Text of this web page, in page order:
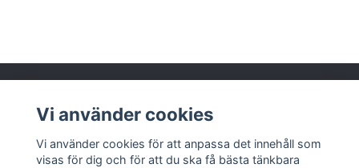
Läs mer
Vi använder cookies
Vi använder cookies för att anpassa det innehåll som
visas för dig och för att du ska få bästa tänkbara